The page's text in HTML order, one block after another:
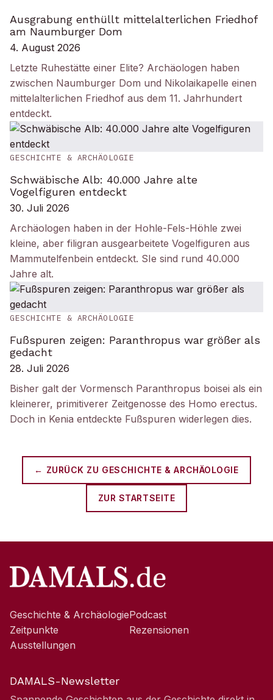
Ausgrabung enthüllt mittelalterlichen Friedhof
am Naumburger Dom
4. August 2026
Letzte Ruhestätte einer Elite? Archäologen haben
zwischen Naumburger Dom und Nikolaikapelle einen
mittelalterlichen Friedhof aus dem 11. Jahrhundert
entdeckt.
GESCHICHTE & ARCHÄOLOGIE
Schwäbische Alb: 40.000 Jahre alte
Vogelfiguren entdeckt
30. Juli 2026
Archäologen haben in der Hohle-Fels-Höhle zwei
kleine, aber filigran ausgearbeitete Vogelfiguren aus
Mammutelfenbein entdeckt. SIe sind rund 40.000
Jahre alt.
GESCHICHTE & ARCHÄOLOGIE
Fußspuren zeigen: Paranthropus war größer als
gedacht
28. Juli 2026
Bisher galt der Vormensch Paranthropus boisei als ein
kleinerer, primitiverer Zeitgenosse des Homo erectus.
Doch in Kenia entdeckte Fußspuren widerlegen dies.
← ZURÜCK ZU GESCHICHTE & ARCHÄOLOGIE
ZUR STARTSEITE
Geschichte & Archäologie
Zeitpunkte
Ausstellungen
Podcast
Rezensionen
DAMALS-Newsletter